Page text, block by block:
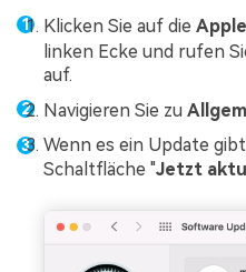
Klicken Sie auf die Apple
linken Ecke und rufen
auf.
Navigieren Sie zu
Wenn es ein Update
Schaltfläche "Jetzt